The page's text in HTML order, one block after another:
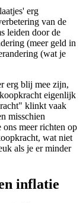
erg
van de
leiden door de
(meer geld in
(wat je
erg blij mee zijn,
eigenlijk
klinkt vaak
misschien
meer richten op
wat niet
als je er minder
inflatie